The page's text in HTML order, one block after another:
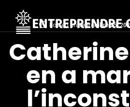
Posted on septembre 25,
en a